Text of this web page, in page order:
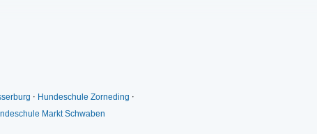
⋅ Hundeschule Zorneding ⋅
Markt Schwaben